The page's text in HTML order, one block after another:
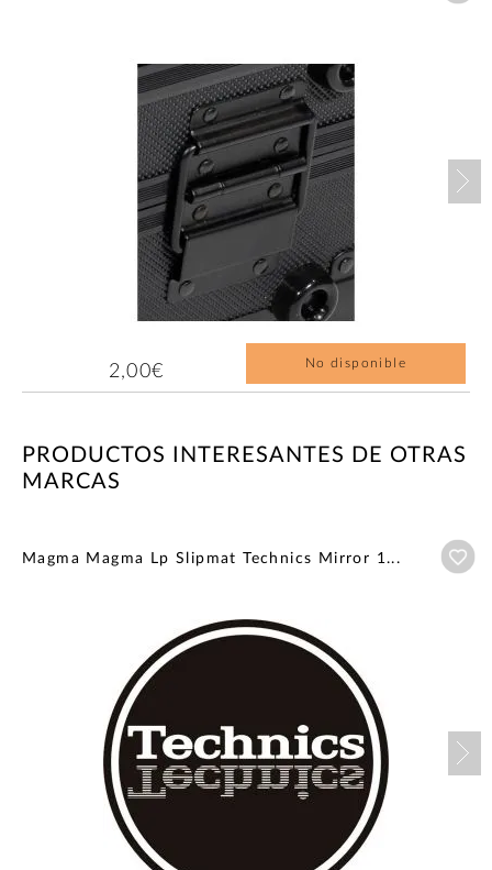
2,00€ No disponible
PRODUCTOS INTERESANTES DE OTRAS
MARCAS
Magma Magma Lp Slipmat Technics Mirror 1...